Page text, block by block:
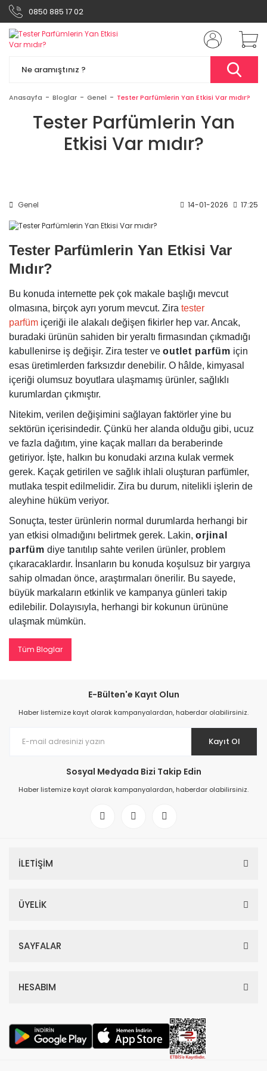
0850 885 17 02
Anasayfa Bloglar Genel Tester Parfümlerin Yan Etkisi Var mıdır?
Tester Parfümlerin Yan
Etkisi Var mıdır?
Genel 14-01-2026 17:25
Tester Parfümlerin Yan Etkisi Var
Mıdır?
Bu konuda internette pek çok makale başlığı mevcut
olmasına, birçok ayrı yorum mevcut. Zira tester
parfüm içeriği ile alakalı değişen fikirler hep var. Ancak,
buradaki ürünün sahiden bir yeraltı firmasından çıkmadığı
kabullenirse iş değişir. Zira tester ve outlet parfüm için
esas üretimlerden farksızdır denebilir. O hâlde, kimyasal
içeriği olumsuz boyutlara ulaşmamış ürünler, sağlıklı
kurumlardan çıkmıştır.
Nitekim, verilen değişimini sağlayan faktörler yine bu
sektörün içerisindedir. Çünkü her alanda olduğu gibi, ucuz
ve fazla dağıtım, yine kaçak malları da beraberinde
getiriyor. İşte, halkın bu konudaki arzına kulak vermek
gerek. Kaçak getirilen ve sağlık ihlali oluşturan parfümler,
mutlaka tespit edilmelidir. Zira bu durum, nitelikli işlerin de
aleyhine hüküm veriyor.
Sonuçta, tester ürünlerin normal durumlarda herhangi bir
yan etkisi olmadığını belirtmek gerek. Lakin, orjinal
parfüm diye tanıtılıp sahte verilen ürünler, problem
çıkaracaklardır. İnsanların bu konuda koşulsuz bir yargıya
sahip olmadan önce, araştırmaları önerilir. Bu sayede,
büyük markaların etkinlik ve kampanya günleri takip
edilebilir. Dolayısıyla, herhangi bir kokunun ürününe
ulaşmak mümkün.
Tüm Bloglar
E-Bülten'e Kayıt Olun
Haber listemize kayıt olarak kampanyalardan, haberdar olabilirsiniz.
Kayıt Ol
Sosyal Medyada Bizi Takip Edin
Haber listemize kayıt olarak kampanyalardan, haberdar olabilirsiniz.
İLETİŞİM
ÜYELİK
SAYFALAR
HESABIM